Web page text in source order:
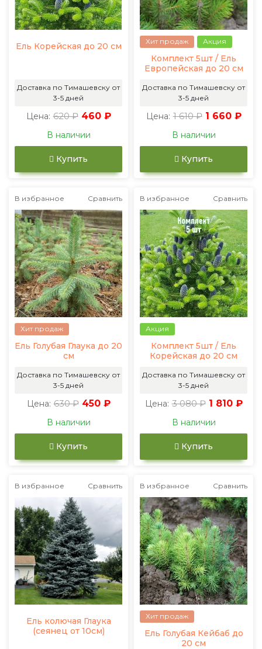
Ель Корейская до 20 см
Доставка по Тимашевску от
3-5 дней
Цена: 620 ₽ 460 ₽
В наличии
Купить
Хит продаж Акция
Комплект 5шт / Ель
Европейская до 20 см
Доставка по Тимашевску от
3-5 дней
Цена: 1 610 ₽ 1 660 ₽
В наличии
Купить
В избранное Сравнить
Хит продаж
Ель Голубая Глаука до 20
см
Доставка по Тимашевску от
3-5 дней
Цена: 630 ₽ 450 ₽
В наличии
Купить
В избранное Сравнить
Акция
Комплект 5шт / Ель
Корейская до 20 см
Доставка по Тимашевску от
3-5 дней
Цена: 3 080 ₽ 1 810 ₽
В наличии
Купить
В избранное Сравнить
Ель колючая Глаука
(сеянец от 10см)
В избранное Сравнить
Хит продаж
Ель Голубая Кейбаб до
20 см